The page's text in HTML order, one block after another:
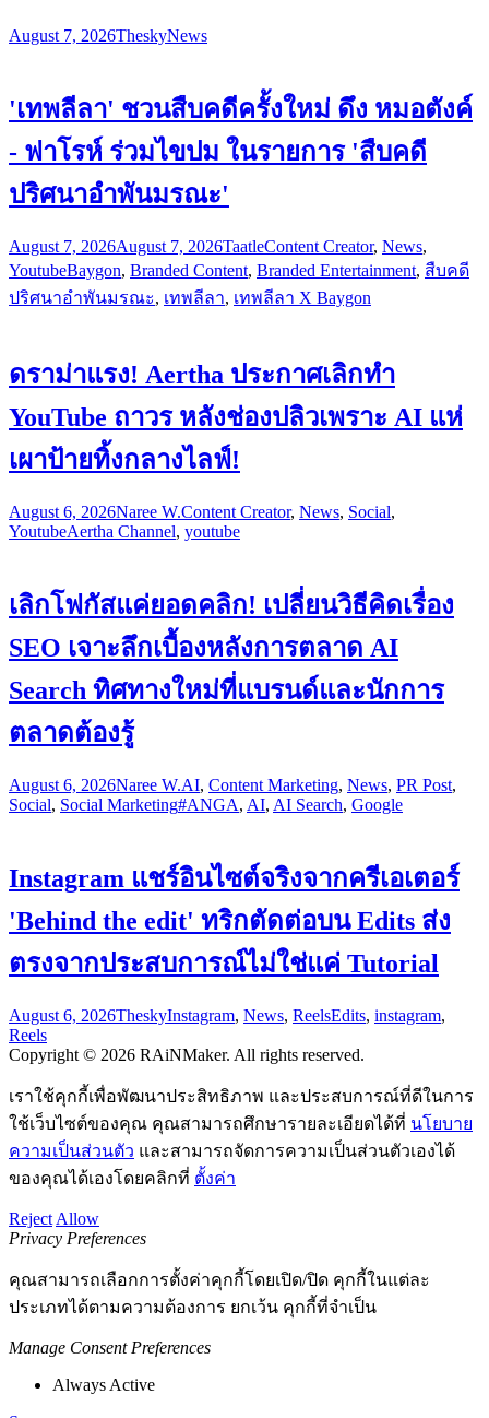
August 7, 2026TheskyNews
'เทพลีลา' ชวนสืบคดีครั้งใหม่ ดึง หมอตังค์
- ฟาโรห์ ร่วมไขปม ในรายการ 'สืบคดี
ปริศนาอำพันมรณะ'
August 7, 2026August 7, 2026TaatleContent Creator, News,
YoutubeBaygon, Branded Content, Branded Entertainment, สืบคดี
ปริศนาอำพันมรณะ, เทพลีลา, เทพลีลา X Baygon
ดราม่าแรง! Aertha ประกาศเลิกทำ
YouTube ถาวร หลังช่องปลิวเพราะ AI แห่
เผาป้ายทิ้งกลางไลฟ์!
August 6, 2026Naree W.Content Creator, News, Social,
YoutubeAertha Channel, youtube
เลิกโฟกัสแค่ยอดคลิก! เปลี่ยนวิธีคิดเรื่อง
SEO เจาะลึกเบื้องหลังการตลาด AI
Search ทิศทางใหม่ที่แบรนด์และนักการ
ตลาดต้องรู้
August 6, 2026Naree W.AI, Content Marketing, News, PR Post,
Social, Social Marketing#ANGA, AI, AI Search, Google
Instagram แชร์อินไซต์จริงจากครีเอเตอร์
'Behind the edit' ทริกตัดต่อบน Edits ส่ง
ตรงจากประสบการณ์ไม่ใช่แค่ Tutorial
August 6, 2026TheskyInstagram, News, ReelsEdits, instagram,
Reels
Copyright © 2026 RAiNMaker. All rights reserved.
เราใช้คุกกี้เพื่อพัฒนาประสิทธิภาพ และประสบการณ์ที่ดีในการ
ใช้เว็บไซต์ของคุณ คุณสามารถศึกษารายละเอียดได้ที่ นโยบาย
ความเป็นส่วนตัว และสามารถจัดการความเป็นส่วนตัวเองได้
ของคุณได้เองโดยคลิกที่ ตั้งค่า
Reject Allow
Privacy Preferences
คุณสามารถเลือกการตั้งค่าคุกกี้โดยเปิด/ปิด คุกกี้ในแต่ละ
ประเภทได้ตามความต้องการ ยกเว้น คุกกี้ที่จำเป็น
Manage Consent Preferences
Always Active